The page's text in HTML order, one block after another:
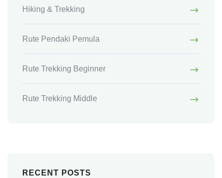
Hiking & Trekking
Rute Pendaki Pemula
Rute Trekking Beginner
Rute Trekking Middle
RECENT POSTS